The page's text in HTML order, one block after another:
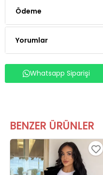
Ödeme
Yorumlar
Whatsapp Siparişi
BENZER ÜRÜNLER